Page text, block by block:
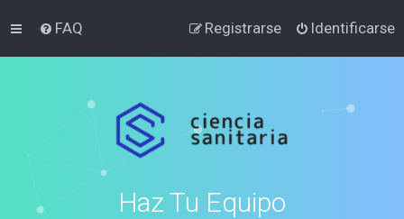
FAQ Identificarse
Registrarse
Haz Tu Equipo